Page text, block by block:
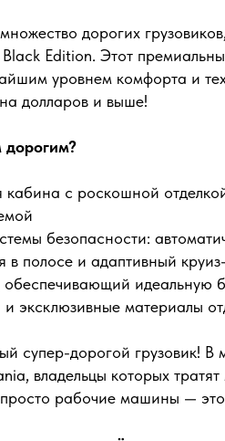
дорогих
Edition. Этот
уровнем комфорта и
долларов и выше!
дорогим?
кабина с роскошной
безопасности:
в полосе и адаптивный
идеальную
эксклюзивные материалы
супер-дорогой грузовик! В
владельцы которых
рабочие машины — это